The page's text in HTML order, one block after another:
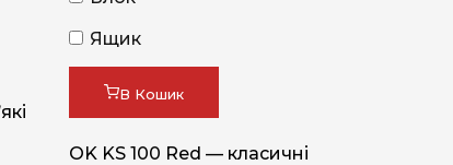
Ящик
В Кошик
OK KS 100 Red — класичні